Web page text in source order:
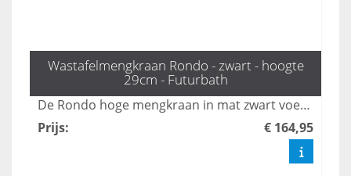
Wastafelmengkraan Rondo - zwart - hoogte
29cm - Futurbath
De Rondo hoge mengkraan in mat zwart voegt een krachtig statement toe aan uw badkamer met zijn strakke en moderne ontwerp. Met een hoogte van 29 cm is deze kraan perfect afgestemd op hedendaagse badkamerstijlen en biedt hij zowel functionaliteit als stijl. Transformeer uw badkamer met deze eigentijdse en stijlvolle mengkraan die zowel esthetisch als praktisch is.
Prijs: € 164,95